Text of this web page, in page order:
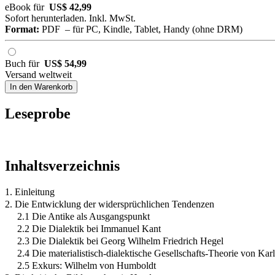
eBook für US$ 42,99
Sofort herunterladen. Inkl. MwSt.
Format: PDF – für PC, Kindle, Tablet, Handy (ohne DRM)
Buch für US$ 54,99
Versand weltweit
In den Warenkorb
Leseprobe
Inhaltsverzeichnis
1. Einleitung
2. Die Entwicklung der widersprüchlichen Tendenzen
2.1 Die Antike als Ausgangspunkt
2.2 Die Dialektik bei Immanuel Kant
2.3 Die Dialektik bei Georg Wilhelm Friedrich Hegel
2.4 Die materialistisch-dialektische Gesellschafts-Theorie von
2.5 Exkurs: Wilhelm von Humboldt